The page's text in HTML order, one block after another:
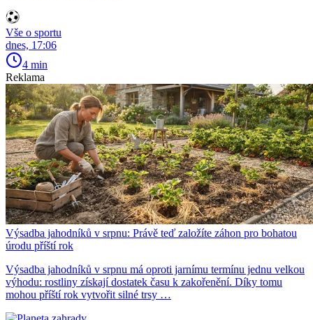
Vše o sportu
dnes, 17:06
4 min
Reklama
Výsadba jahodníků v srpnu: Právě teď založíte záhon pro bohatou
úrodu příští rok
Výsadba jahodníků v srpnu má oproti jarnímu termínu jednu velkou
výhodu: rostliny získají dostatek času k zakořenění. Díky tomu
mohou příští rok vytvořit silné trsy …